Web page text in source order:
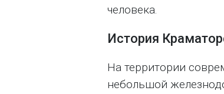
человека.
История
На территории
небольшой